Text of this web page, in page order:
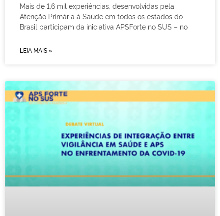
Mais de 1,6 mil experiências, desenvolvidas pela
Atenção Primária à Saúde em todos os estados do
Brasil participam da iniciativa APSForte no SUS – no
LEIA MAIS »